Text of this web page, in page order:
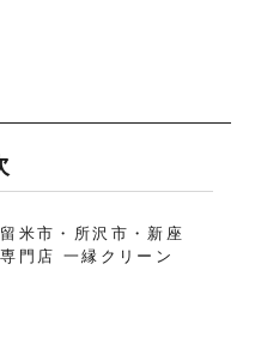
米市・所沢市・新座
門店 一縁クリーン